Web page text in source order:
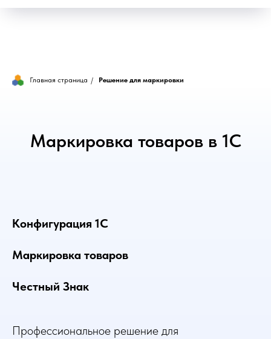
Главная страница / Решение для маркировки
Маркировка товаров в 1С
Конфигурация 1С
Маркировка товаров
Честный Знак
Профессиональное решение для